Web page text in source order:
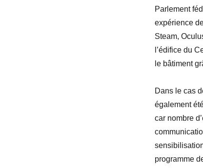
Parlement
expérience
Steam,
l’édifice du
le bâtiment
Dans le cas
également
car nombre
programme